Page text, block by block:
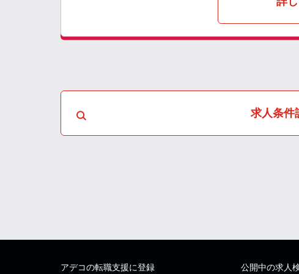
求人条件
アデコの転職支援に登録 公開中の求人